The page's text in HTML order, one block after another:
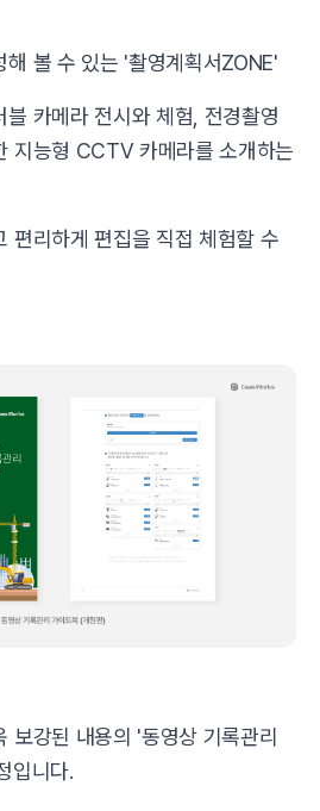
해 볼 수 있는 '촬영계획서ZONE'
블 카메라 전시와 체험, 전경촬영
지능형 CCTV 카메라를 소개하는
편리하게 편집을 직접 체험할 수
보강된 내용의 '동영상 기록관리
입니다.